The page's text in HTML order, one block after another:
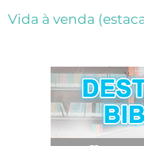
Vida à venda